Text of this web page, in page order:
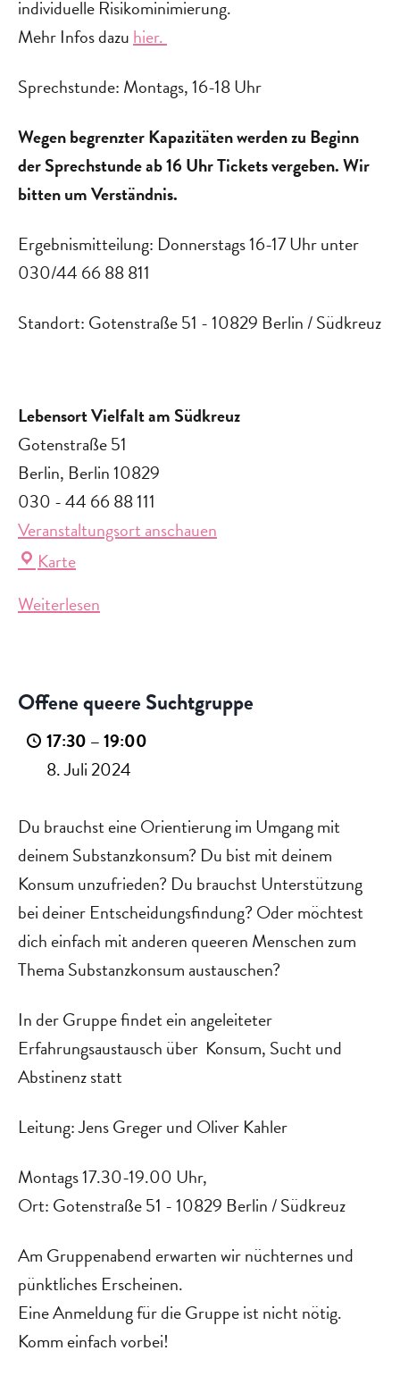
individuelle Risikominimierung.
Mehr Infos dazuhier.
Sprechstunde: Montags, 16-18 Uhr
Wegen begrenzter Kapazitäten werden zu Beginn
der Sprechstunde ab 16 Uhr Tickets vergeben. Wir
bitten um Verständnis.
Ergebnismitteilung: Donnerstags 16-17 Uhr unter
030/44 66 88 811
Standort: Gotenstraße 51 - 10829 Berlin / Südkreuz
Lebensort Vielfalt am Südkreuz
Gotenstraße 51
Berlin, Berlin10829
030 - 44 66 88 111
Veranstaltungsort anschauen
Karte
am
Weiterlesen
Suchtgruppe
Offene queere Suchtgruppe
17:30 –19:00
8. Juli 2024
Du brauchst eine Orientierung im Umgang mit
deinem Substanzkonsum? Du bist mit deinem
Konsum unzufrieden? Du brauchst Unterstützung
bei deiner Entscheidungsfindung? Oder möchtest
dich einfach mit anderen queeren Menschen zum
Thema Substanzkonsum austauschen?
In der Gruppe findet ein angeleiteter
Erfahrungsaustausch über Konsum, Sucht und
Abstinenz statt
Leitung: Jens Greger und Oliver Kahler
Montags 17.30-19.00 Uhr,
Ort: Gotenstraße 51 - 10829 Berlin / Südkreuz
Am Gruppenabend erwarten wir nüchternes und
pünktliches Erscheinen.
Eine Anmeldung für die Gruppe ist nicht nötig.
Komm einfach vorbei!